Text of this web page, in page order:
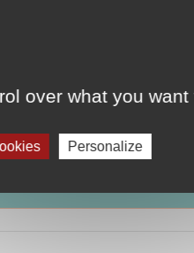
over what you want
Personalize